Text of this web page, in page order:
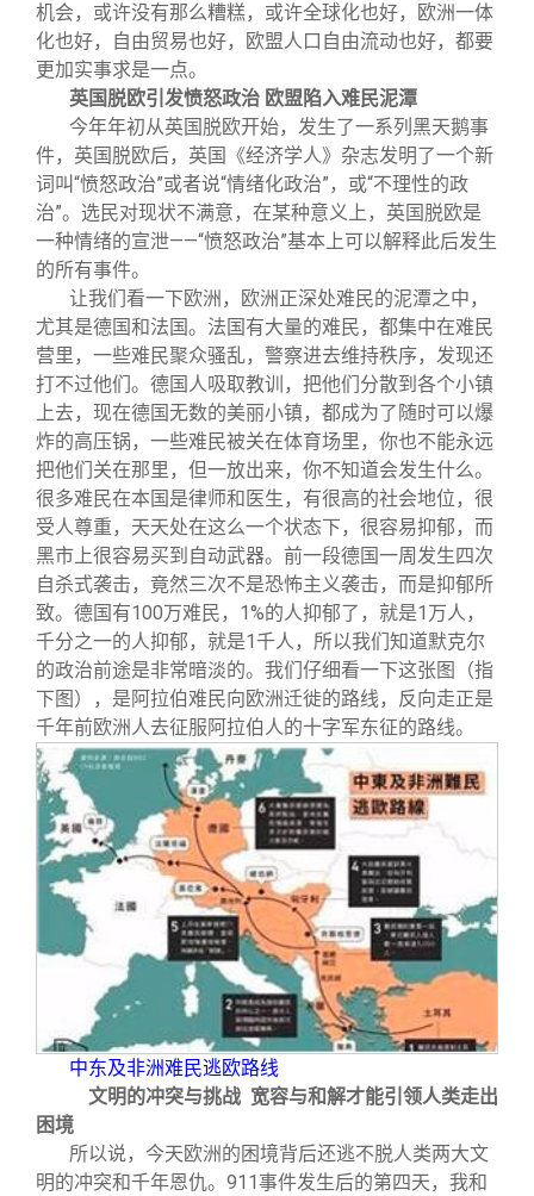
机会，或许没有那么糟糕，或许全球化也好，欧洲一体
化也好，自由贸易也好，欧盟人口自由流动也好，都要
更加实事求是一点。
英国脱欧引发愤怒政治 欧盟陷入难民泥潭
今年年初从英国脱欧开始，发生了一系列黑天鹅事
件，英国脱欧后，英国《经济学人》杂志发明了一个新
词叫“愤怒政治”或者说“情绪化政治”，或“不理性的政
治”。选民对现状不满意，在某种意义上，英国脱欧是
一种情绪的宣泄——“愤怒政治”基本上可以解释此后发生
的所有事件。
让我们看一下欧洲，欧洲正深处难民的泥潭之中，
尤其是德国和法国。法国有大量的难民，都集中在难民
营里，一些难民聚众骚乱，警察进去维持秩序，发现还
打不过他们。德国人吸取教训，把他们分散到各个小镇
上去，现在德国无数的美丽小镇，都成为了随时可以爆
炸的高压锅，一些难民被关在体育场里，你也不能永远
把他们关在那里，但一放出来，你不知道会发生什么。
很多难民在本国是律师和医生，有很高的社会地位，很
受人尊重，天天处在这么一个状态下，很容易抑郁，而
黑市上很容易买到自动武器。前一段德国一周发生四次
自杀式袭击，竟然三次不是恐怖主义袭击，而是抑郁所
致。德国有100万难民，1%的人抑郁了，就是1万人，
千分之一的人抑郁，就是1千人，所以我们知道默克尔
的政治前途是非常暗淡的。我们仔细看一下这张图（指
下图），是阿拉伯难民向欧洲迁徙的路线，反向走正是
千年前欧洲人去征服阿拉伯人的十字军东征的路线。
中东及非洲难民逃欧路线
文明的冲突与挑战 宽容与和解才能引领人类走出
困境
所以说，今天欧洲的困境背后还逃不脱人类两大文
明的冲突和千年恩仇。911事件发生后的第四天，我和